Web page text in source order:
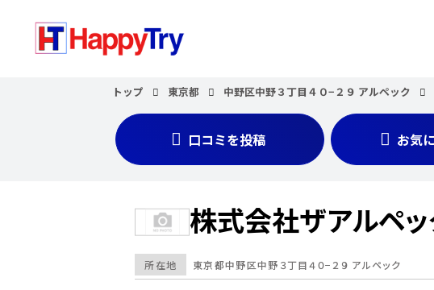
トップ 東京都 中野区中野３丁目４０−２９ アルペック
口コミを投稿 お気
株式会社ザアルペ
所在地 東京都中野区中野３丁目４０−２９ アルペック